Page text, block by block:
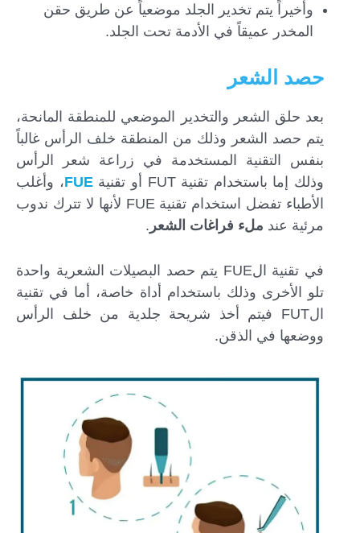
وأخيراً يتم تخدير الجلد موضعياً عن طريق حقن
المخدر عميقاً في الأدمة تحت الجلد.
حصد الشعر
بعد حلق الشعر والتخدير الموضعي للمنطقة المانحة،
يتم حصد الشعر وذلك من المنطقة خلف الرأس غالباً
بنفس التقنية المستخدمة في زراعة شعر الرأس
وذلك إما باستخدام تقنية FUT أو تقنية
FUE، وأغلب
الأطباء تفضل استخدام تقنية FUE لأنها لا تترك ندوب
مرئية عند ملء فراغات الشعر .
في تقنية الFUE يتم حصد البصيلات الشعرية واحدة
تلو الأخرى وذلك باستخدام أداة خاصة، أما في تقنية
الFUT فيتم أخذ شريحة جلدية من خلف الرأس
ووضعها في الذقن.